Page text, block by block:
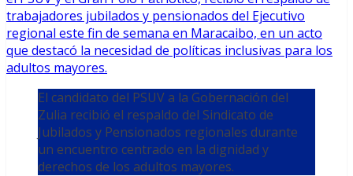
El candidato del PSUV a la Gobernación del
Zulia recibió el respaldo del Sindicato de
Jubilados y Pensionados regionales durante
un encuentro centrado en la dignidad y
derechos de los adultos mayores.